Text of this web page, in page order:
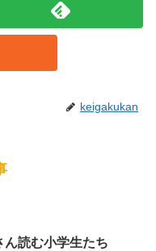
keigakukan
ん読む小学生たち